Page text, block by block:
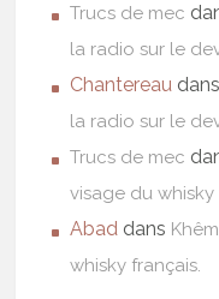
Trucs de mec
la radio sur le
Chantereau
la radio sur le
Trucs de mec
visage du whisky
Abad dans
whisky français.